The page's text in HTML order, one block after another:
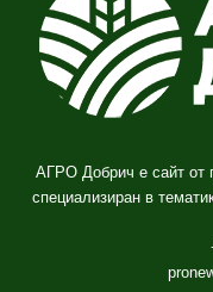
АГРО Добрич е сайт от
специализиран в